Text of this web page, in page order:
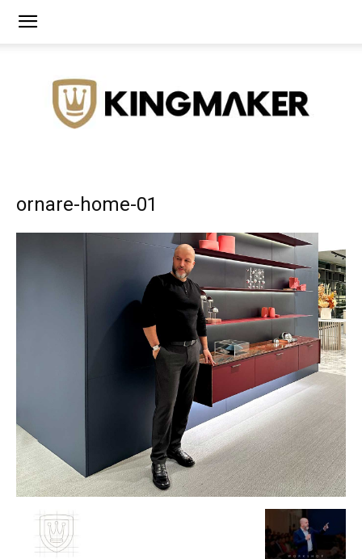
de
Branding
de
Alto
ornare-home-01